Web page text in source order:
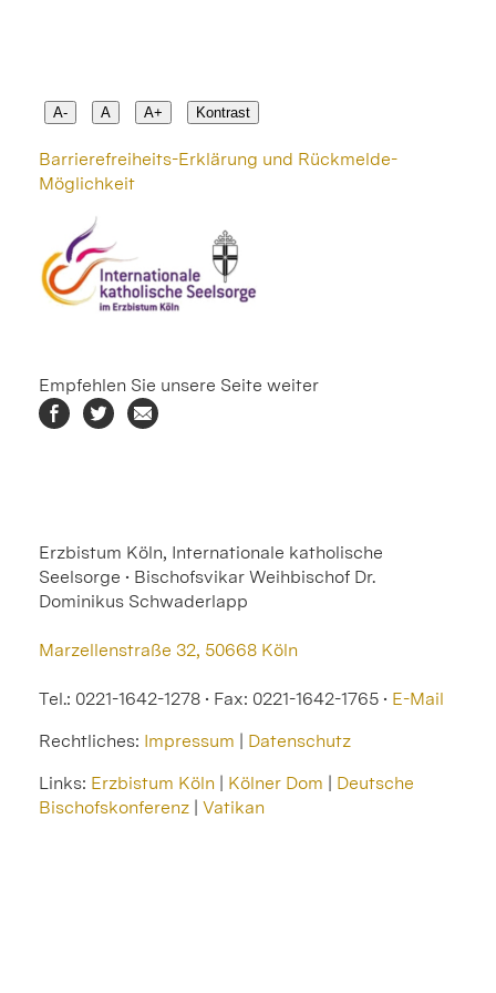
A- A A+ Kontrast
Barrierefreiheits-Erklärung und Rückmelde-
Möglichkeit
Empfehlen Sie unsere Seite weiter
Erzbistum Köln, Internationale katholische
Seelsorge • Bischofsvikar Weihbischof Dr.
Dominikus Schwaderlapp
Marzellenstraße 32, 50668 Köln
Tel.: 0221-1642-1278 • Fax: 0221-1642-1765 • E-Mail
Rechtliches: Impressum
Datenschutz
Links: Erzbistum Köln Kölner Dom
Deutsche
Bischofskonferenz |Vatikan